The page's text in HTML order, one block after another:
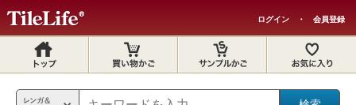
ログイン ・ 会員登録